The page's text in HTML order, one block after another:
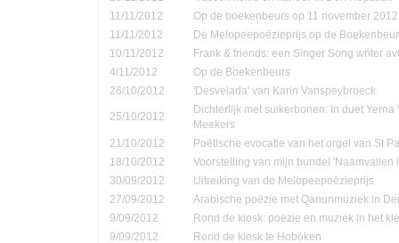
11/11/2012
Op de boekenbeurs op 11 november 2012
11/11/2012
De Melopeepoëzieprijs op de
10/11/2012
Frank & friends: een Singer Song writer
4/11/2012
Op de Boekenbeurs
26/10/2012
'Desvelada' van Karin Vanspeybroeck
25/10/2012
Dichterlijk met suikerbonen: In duet
Meekers
21/10/2012
Poëtische evocatie van het orgel van St
18/10/2012
Voorstelling van mijn bundel 'Naamvallen
30/09/2012
Uitreiking van de Melopeepoëzieprijs
27/09/2012
Arabische poëzie met Qanunmuziek in
9/09/2012
Rond de kiosk: poëzie en muziek in het
9/09/2012
Rond de kiosk te Hoboken